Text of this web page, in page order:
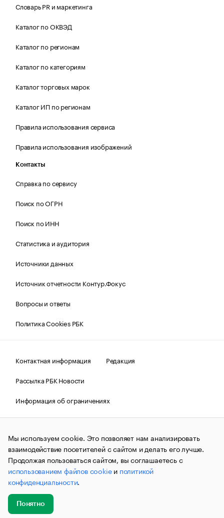
Словарь PR и маркетинга
Каталог по ОКВЭД
Каталог по регионам
Каталог по категориям
Каталог торговых марок
Каталог ИП по регионам
Правила использования сервиса
Правила использования изображений
Контакты
Справка по сервису
Поиск по ОГРН
Поиск по ИНН
Статистика и аудитория
Источники данных
Источник отчетности Контур.Фокус
Вопросы и ответы
Политика Cookies РБК
Контактная информация
Редакция
Рассылка РБК Новости
Информация об ограничениях
Правовая информация
О соблюдении авторских прав
© АО «РОСБИЗНЕСКОНСАЛТИНГ»,1995–2026.Сообщения
и материалы информационного агентства «РБК»
(зарегистрировано Федеральной службой по надзору в сфере
связи, информационных технологий и массовых
коммуникаций (Роскомнадзор) 09.12.2015 за номером ИА
№ФС77-63848) сопровождаются пометкой «РБК». Отдельные
публикации могут содержать информацию,
не предназначенную для пользователей
до 18 лет.
Мы используем cookie. Это позволяет нам анализировать
взаимодействие посетителей с сайтом и делать его лучше.
Продолжая пользоваться сайтом, вы соглашаетесь с
использованием файлов cookieи политикой
конфиденциальности.
Понятно